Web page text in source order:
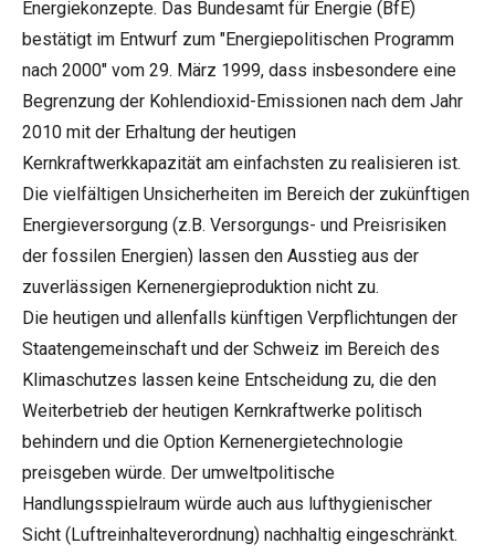
Energiekonzepte. Das Bundesamt für Energie (BfE)
bestätigt im Entwurf zum "Energiepolitischen Programm
nach 2000" vom 29. März 1999, dass insbesondere eine
Begrenzung der Kohlendioxid-Emissionen nach dem Jahr
2010 mit der Erhaltung der heutigen
Kernkraftwerkkapazität am einfachsten zu realisieren ist.
Die vielfältigen Unsicherheiten im Bereich der zukünftigen
Energieversorgung (z.B. Versorgungs- und Preisrisiken
der fossilen Energien) lassen den Ausstieg aus der
zuverlässigen Kernenergieproduktion nicht zu.
Die heutigen und allenfalls künftigen Verpflichtungen der
Staatengemeinschaft und der Schweiz im Bereich des
Klimaschutzes lassen keine Entscheidung zu, die den
Weiterbetrieb der heutigen Kernkraftwerke politisch
behindern und die Option Kernenergietechnologie
preisgeben würde. Der umweltpolitische
Handlungsspielraum würde auch aus lufthygienischer
Sicht (Luftreinhalteverordnung) nachhaltig eingeschränkt.